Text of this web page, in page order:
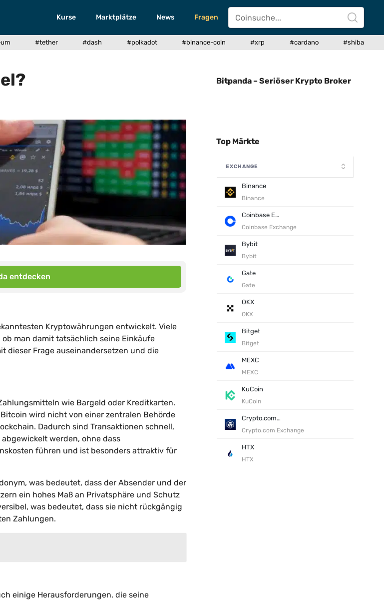
Kurse Marktplätze News Fragen
#tether #dash #polkadot #binance-coin #xrp #cardano #shiba
entdecken
Kryptowährungen entwickelt. Viele
man damit tatsächlich seine Einkäufe
dieser Frage auseinandersetzen und die
wie Bargeld oder Kreditkarten.
wird nicht von einer zentralen Behörde
Dadurch sind Transaktionen schnell,
werden, ohne dass
führen und ist besonders attraktiv für
was bedeutet, dass der Absender und der
ein hohes Maß an Privatsphäre und Schutz
was bedeutet, dass sie nicht rückgängig
Zahlungen.
einige Herausforderungen, die seine
Bitpanda – Seriöser Krypto Broker
Top Märkte
EXCHANGE
Binance
Binance
Coinbase Exchange
Coinbase Exchange
Bybit
Bybit
Gate
Gate
OKX
OKX
Bitget
Bitget
MEXC
MEXC
KuCoin
KuCoin
Crypto.com Exchange
Crypto.com Exchange
HTX
HTX